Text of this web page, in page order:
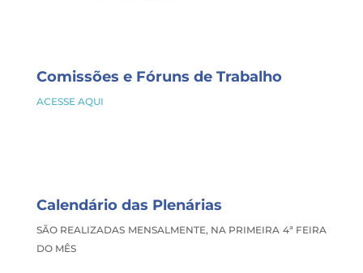
Comissões e Fóruns de Trabalho
ACESSE AQUI
Calendário das Plenárias
SÃO REALIZADAS MENSALMENTE, NA PRIMEIRA 4ª FEIRA
DO MÊS